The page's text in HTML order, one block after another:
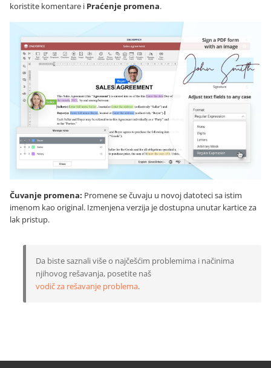
koristite komentare i Praćenje promena.
Čuvanje promena: Promene se čuvaju u novoj datoteci sa istim
imenom kao original. Izmenjena verzija je dostupna unutar kartice za
lak pristup.
Da biste saznali više o najčešćim problemima i načinima
njihovog rešavanja, posetite naš
vodič za rešavanje problema.